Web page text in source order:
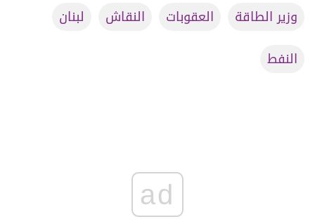
وزير الطاقة
العقوبات النقاش
لبنان
النفط
ad